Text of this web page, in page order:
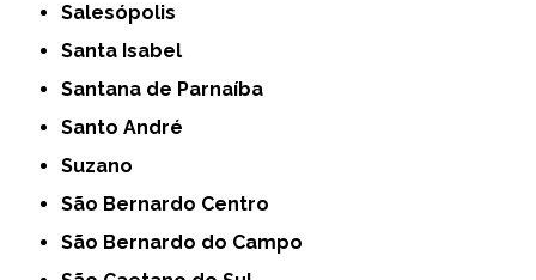
Salesópolis
Santa Isabel
Santana de Parnaíba
Santo André
Suzano
São Bernardo Centro
São Bernardo do Campo